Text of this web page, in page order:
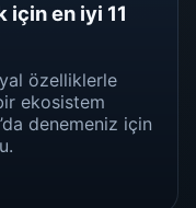
için en iyi 11
özelliklerle
ekosistem
denemeniz için